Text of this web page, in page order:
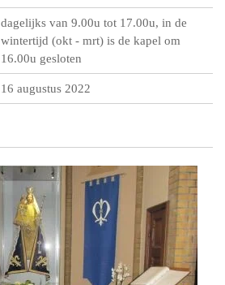
dagelijks van 9.00u tot 17.00u, in de
wintertijd (okt - mrt) is de kapel om
16.00u gesloten
16 augustus 2022